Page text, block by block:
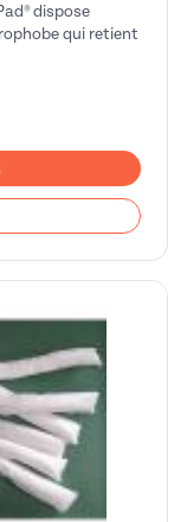
dispose
qui retient